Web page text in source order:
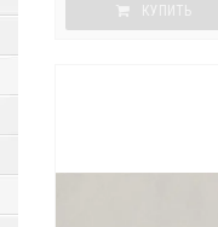
КУПИТЬ